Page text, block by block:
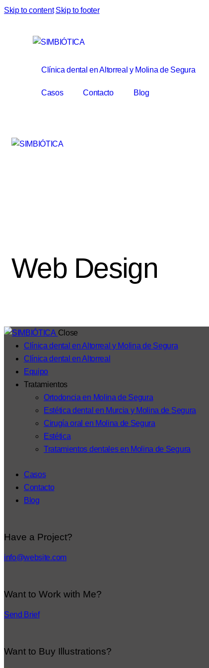
Skip to content Skip to footer
Clínica dental en Altorreal y Molina de Segura
Casos Contacto Blog
Web Design
Close
Clínica dental en Altorreal y Molina de Segura
Clínica dental en Altorreal
Equipo
Tratamientos
Ortodoncia en Molina de Segura
Estética dental en Murcia y Molina de Segura
Cirugía oral en Molina de Segura
Estética
Tratamientos dentales en Molina de Segura
Casos
Contacto
Blog
Have a Project?
info@website.com
Want to Work with Me?
Send Brief
Want to Buy Illustrations?